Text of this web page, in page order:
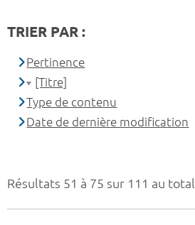
Résultats 51 à 75 sur 111 au total
TRIER PAR :
Pertinence
[Titre]
Type de contenu
Date de dernière modification